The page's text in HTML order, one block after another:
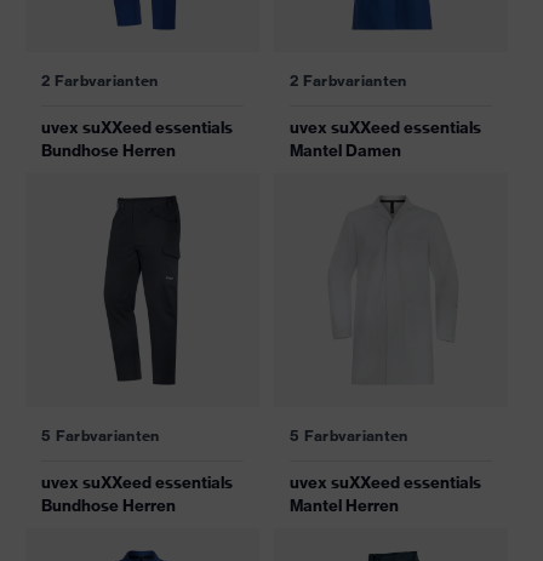
2 Farbvarianten
uvex suXXeed essentials
Bundhose Herren
2 Farbvarianten
uvex suXXeed essentials
Mantel Damen
5 Farbvarianten
uvex suXXeed essentials
Bundhose Herren
5 Farbvarianten
uvex suXXeed essentials
Mantel Herren